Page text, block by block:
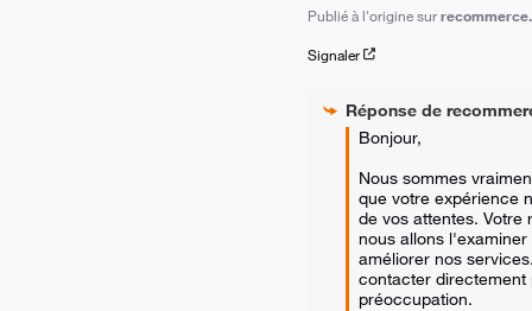
Publié à l'origine sur
Signaler
Réponse de
Bonjour,
Nous sommes
que votre expérience
de vos attentes. Votre
nous allons
améliorer nos
contacter directement
préoccupation.